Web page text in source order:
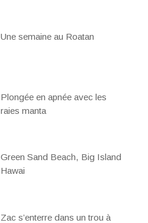
Une semaine au Roatan
Plongée en apnée avec les
raies manta
Green Sand Beach, Big Island
Hawai
Zac s’enterre dans un trou à